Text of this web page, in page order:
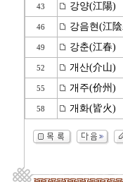
43 강양(江陽)
46 강음현(江
49 강춘(江春)
52 개산(介山)
55 개주(价州)
58 개화(皆火)